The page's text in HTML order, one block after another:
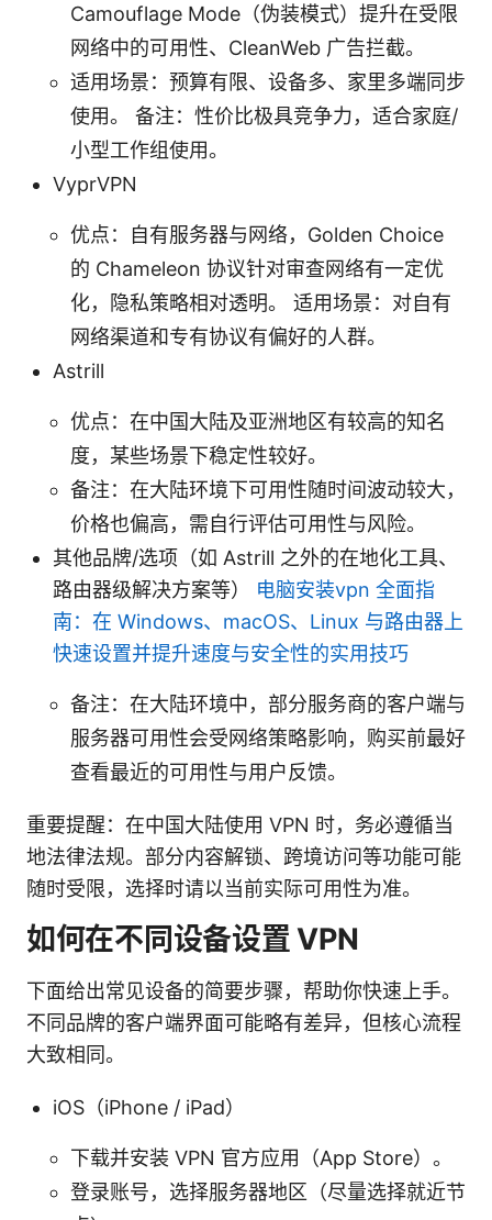
Camouflage Mode（伪装模式）提升在受限
网络中的可用性、CleanWeb 广告拦截。
适用场景：预算有限、设备多、家里多端同步
使用。 备注：性价比极具竞争力，适合家庭/
小型工作组使用。
VyprVPN
优点：自有服务器与网络，Golden Choice
的 Chameleon 协议针对审查网络有一定优
化，隐私策略相对透明。 适用场景：对自有
网络渠道和专有协议有偏好的人群。
Astrill
优点：在中国大陆及亚洲地区有较高的知名
度，某些场景下稳定性较好。
备注：在大陆环境下可用性随时间波动较大，
价格也偏高，需自行评估可用性与风险。
其他品牌/选项（如 Astrill 之外的在地化工具、
路由器级解决方案等） 电脑安装vpn 全面指
南：在 Windows、macOS、Linux 与路由器上
快速设置并提升速度与安全性的实用技巧
备注：在大陆环境中，部分服务商的客户端与
服务器可用性会受网络策略影响，购买前最好
查看最近的可用性与用户反馈。
重要提醒：在中国大陆使用 VPN 时，务必遵循当
地法律法规。部分内容解锁、跨境访问等功能可能
随时受限，选择时请以当前实际可用性为准。
如何在不同设备设置 VPN
下面给出常见设备的简要步骤，帮助你快速上手。
不同品牌的客户端界面可能略有差异，但核心流程
大致相同。
iOS（iPhone / iPad）
下载并安装 VPN 官方应用（App Store）。
登录账号，选择服务器地区（尽量选择就近节